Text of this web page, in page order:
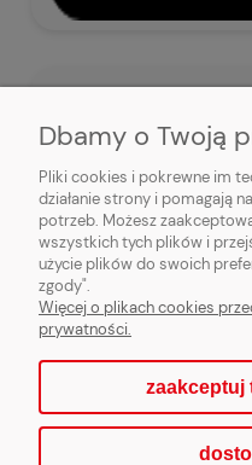
Sprawdzaj
porównuj źródła
Dbamy o Twoją
Pliki cookies i pokrewne im
działanie strony i pomagają
potrzeb. Możesz
wszystkich tych plików i
użycie plików do swoich
zgody".
Więcej o plikach cookies
prywatności.
zaakceptuj